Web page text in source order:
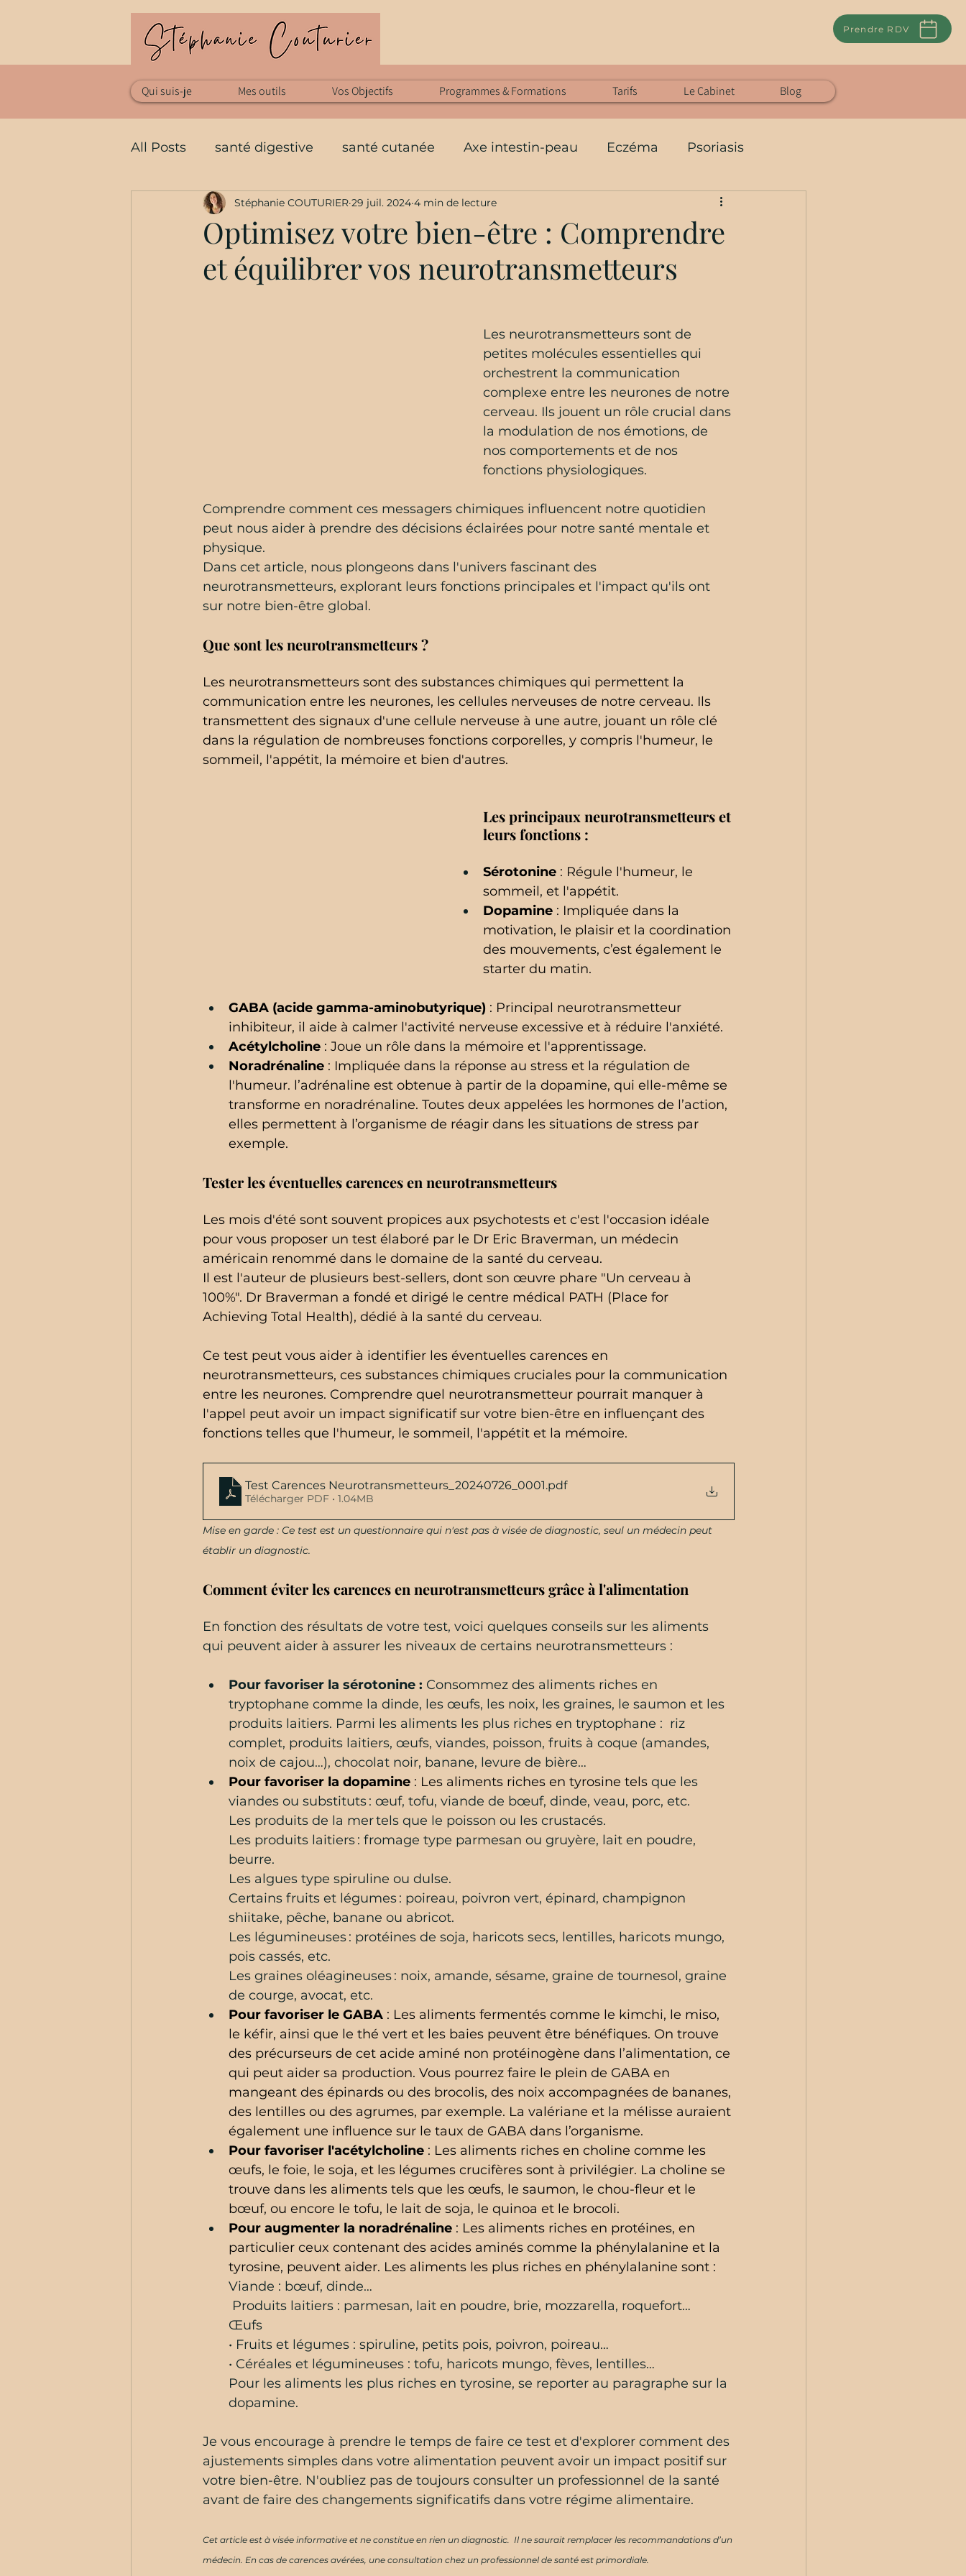
Prendre RDV
Qui suis-je Mes outils Vos Objectifs Programmes & Formations Tarifs Le Cabinet Blog
All Posts santé digestive santé cutanée Axe intestin-peau Eczéma Psoriasis
santé au naturel Allergies Rhinite Charge mentale
Techniques manuelles Techniques énergétiques Sport Eczéma
Optimisez votre bien-être : Comprendre
et équilibrer vos neurotransmetteurs
Stéphanie COUTURIER 29 juil. 2024 4 min de lecture
Les neurotransmetteurs sont de
petites molécules essentielles qui
orchestrent la communication
complexe entre les neurones de notre
cerveau. Ils jouent un rôle crucial dans
la modulation de nos émotions, de
nos comportements et de nos
fonctions physiologiques.
Comprendre comment ces messagers chimiques influencent notre quotidien
peut nous aider à prendre des décisions éclairées pour notre santé mentale et
physique.
Dans cet article, nous plongeons dans l'univers fascinant des
neurotransmetteurs, explorant leurs fonctions principales et l'impact qu'ils ont
sur notre bien-être global.
Que sont les neurotransmetteurs ?
Les neurotransmetteurs sont des substances chimiques qui permettent la
communication entre les neurones, les cellules nerveuses de notre cerveau. Ils
transmettent des signaux d'une cellule nerveuse à une autre, jouant un rôle clé
dans la régulation de nombreuses fonctions corporelles, y compris l'humeur, le
sommeil, l'appétit, la mémoire et bien d'autres.
Les principaux neurotransmetteurs et
leurs fonctions :
Sérotonine : Régule l'humeur, le
sommeil, et l'appétit.
Dopamine : Impliquée dans la
motivation, le plaisir et la coordination
des mouvements, c’est également le
starter du matin.
GABA (acide gamma-aminobutyrique) : Principal neurotransmetteur
inhibiteur, il aide à calmer l'activité nerveuse excessive et à réduire l'anxiété.
Acétylcholine : Joue un rôle dans la mémoire et l'apprentissage.
Noradrénaline : Impliquée dans la réponse au stress et la régulation de
l'humeur. l’adrénaline est obtenue à partir de la dopamine, qui elle-même se
transforme en noradrénaline. Toutes deux appelées les hormones de l’action,
elles permettent à l’organisme de réagir dans les situations de stress par
exemple.
Tester les éventuelles carences en neurotransmetteurs
Les mois d'été sont souvent propices aux psychotests et c'est l'occasion idéale
pour vous proposer un test élaboré par le Dr Eric Braverman, un médecin
américain renommé dans le domaine de la santé du cerveau.
Il est l'auteur de plusieurs best-sellers, dont son œuvre phare "Un cerveau à
100%". Dr Braverman a fondé et dirigé le centre médical PATH (Place for
Achieving Total Health), dédié à la santé du cerveau.
Ce test peut vous aider à identifier les éventuelles carences en
neurotransmetteurs, ces substances chimiques cruciales pour la communication
entre les neurones. Comprendre quel neurotransmetteur pourrait manquer à
l'appel peut avoir un impact significatif sur votre bien-être en influençant des
fonctions telles que l'humeur, le sommeil, l'appétit et la mémoire.
Test Carences Neurotransmetteurs_20240726_0001.pdf
Télécharger PDF • 1.04MB
Mise en garde : Ce test est un questionnaire qui n'est pas à visée de diagnostic, seul un médecin peut
établir un diagnostic.
Comment éviter les carences en neurotransmetteurs grâce à l'alimentation
En fonction des résultats de votre test, voici quelques conseils sur les aliments
qui peuvent aider à assurer les niveaux de certains neurotransmetteurs :
Pour favoriser la sérotonine : Consommez des aliments riches en
tryptophane comme la dinde, les œufs, les noix, les graines, le saumon et les
produits laitiers. Parmi les aliments les plus riches en tryptophane :  riz
complet, produits laitiers, œufs, viandes, poisson, fruits à coque (amandes,
noix de cajou…), chocolat noir, banane, levure de bière…
Pour favoriser la dopamine : Les aliments riches en tyrosine tels que les
viandes ou substituts : œuf, tofu, viande de bœuf, dinde, veau, porc, etc.
Les produits de la mer tels que le poisson ou les crustacés.
Les produits laitiers : fromage type parmesan ou gruyère, lait en poudre,
beurre.
Les algues type spiruline ou dulse.
Certains fruits et légumes : poireau, poivron vert, épinard, champignon
shiitake, pêche, banane ou abricot.
Les légumineuses : protéines de soja, haricots secs, lentilles, haricots mungo,
pois cassés, etc.
Les graines oléagineuses : noix, amande, sésame, graine de tournesol, graine
de courge, avocat, etc.
Pour favoriser le GABA : Les aliments fermentés comme le kimchi, le miso,
le kéfir, ainsi que le thé vert et les baies peuvent être bénéfiques. On trouve
des précurseurs de cet acide aminé non protéinogène dans l’alimentation, ce
qui peut aider sa production. Vous pourrez faire le plein de GABA en
mangeant des épinards ou des brocolis, des noix accompagnées de bananes,
des lentilles ou des agrumes, par exemple. La valériane et la mélisse auraient
également une influence sur le taux de GABA dans l’organisme.
Pour favoriser l'acétylcholine : Les aliments riches en choline comme les
œufs, le foie, le soja, et les légumes crucifères sont à privilégier. La choline se
trouve dans les aliments tels que les œufs, le saumon, le chou-fleur et le
bœuf, ou encore le tofu, le lait de soja, le quinoa et le brocoli.
Pour augmenter la noradrénaline : Les aliments riches en protéines, en
particulier ceux contenant des acides aminés comme la phénylalanine et la
tyrosine, peuvent aider. Les aliments les plus riches en phénylalanine sont :
Viande : bœuf, dinde…
Produits laitiers : parmesan, lait en poudre, brie, mozzarella, roquefort…
Œufs
• Fruits et légumes : spiruline, petits pois, poivron, poireau…
• Céréales et légumineuses : tofu, haricots mungo, fèves, lentilles…
Pour les aliments les plus riches en tyrosine, se reporter au paragraphe sur la
dopamine.
Je vous encourage à prendre le temps de faire ce test et d'explorer comment des
ajustements simples dans votre alimentation peuvent avoir un impact positif sur
votre bien-être. N'oubliez pas de toujours consulter un professionnel de la santé
avant de faire des changements significatifs dans votre régime alimentaire.
Cet article est à visée informative et ne constitue en rien un diagnostic.  Il ne saurait remplacer les recommandations d’un
médecin. En cas de carences avérées, une consultation chez un professionnel de santé est primordiale.